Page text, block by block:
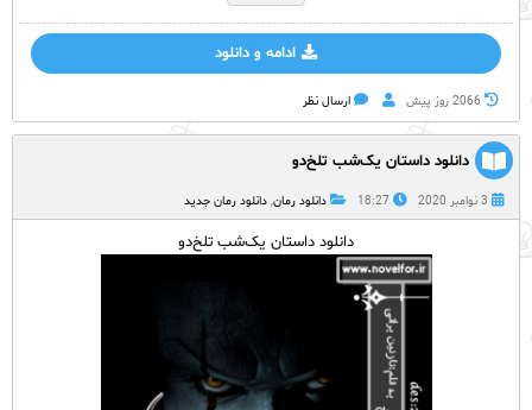
ادامه و دانلود
2066 روز پيش ارسال نظر
دانلود داستان یک‌شب تلخ‌دو
3 نوامبر 2020 18:27 دانلود رمان, دانلود رمان جدید
دانلود داستان یک‌شب تلخ‌دو